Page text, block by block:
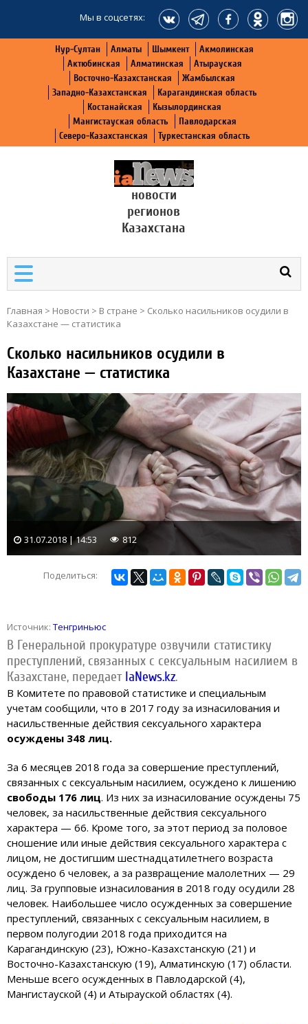
Мы в соцсетях:
Нур-Султан Алматы Шымкент
Акмолинская
Актюбинская
Алматинская
Атырауская
Восточно-Казахстанская
Жамбылская
Западно-Казахстанская
Карагандинская область
Костанайская
Кызылординская
Мангистауская область
Павлодарская
Северо-Казахстанская
Туркестанская область
новости
регионов
Казахстана
Главная > Новости > В стране > Сколько насильников осудили в
Казахстане — статистика
Сколько насильников осудили в
Казахстане — статистика
31.07.2018 | 14:53 812
Поделиться:
Источник: Тенгриньюс
В Генеральной прокуратуре озвучили статистику
преступлений, связанных с сексуальным насилием в
Казахстане, передает IaNews.kz.
В Комитете по правовой статистике и специальным
учетам сообщили, что в 2017 году за изнасилования и
насильственные действия сексуального характера
осуждены 348 лиц.
За 6 месяцев 2018 года за совершение преступлений,
связанных с сексуальным насилием, осуждено к лишению
свободы 176 лиц. Из них за изнасилование осуждены 75
человек, за насильственные действия сексуального
характера — 66. Кроме того, за этот период за половое
сношение или иные действия сексуального характера с
лицом, не достигшим шестнадцатилетнего возраста
осуждено 6 человек, а за развращение малолетних — 29
лиц. За групповые изнасилования в 2018 году осудили 28
человек. Наибольшее число осужденных за совершение
преступлений, связанных с сексуальным насилием, в
первом полугодии 2018 года приходится на
Карагандинскую (23), Южно-Казахстанскую (21) и
Восточно-Казахстанскую (19), Алматинскую (17) области.
Меньше всего осужденных в Павлодарской (4),
Мангистауской (4) и Атырауской областях (4).